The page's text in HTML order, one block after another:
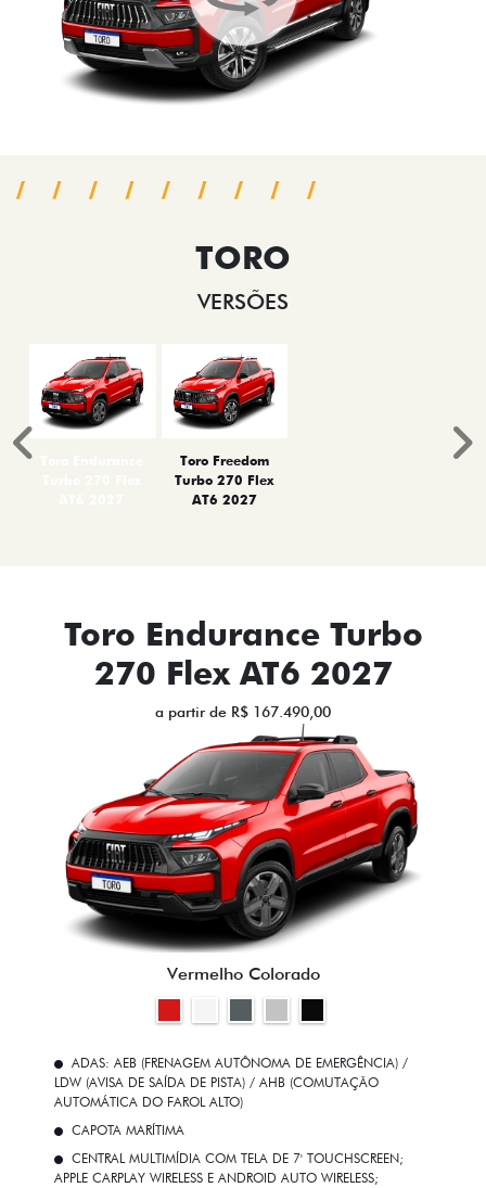
TORO
VERSÕES
Toro Freedom
Turbo 270 Flex
AT6 2027
Anterior
Toro Endurance Turbo
270 Flex AT6 2027
a partir de R$ 167.490,00
Vermelho Colorado
ADAS: AEB (FRENAGEM AUTÔNOMA DE EMERGÊNCIA) /
LDW (AVISA DE SAÍDA DE PISTA) / AHB (COMUTAÇÃO
AUTOMÁTICA DO FAROL ALTO)
CAPOTA MARÍTIMA
CENTRAL MULTIMÍDIA COM TELA DE 7' TOUCHSCREEN;
APPLE CARPLAY WIRELESS E ANDROID AUTO WIRELESS;